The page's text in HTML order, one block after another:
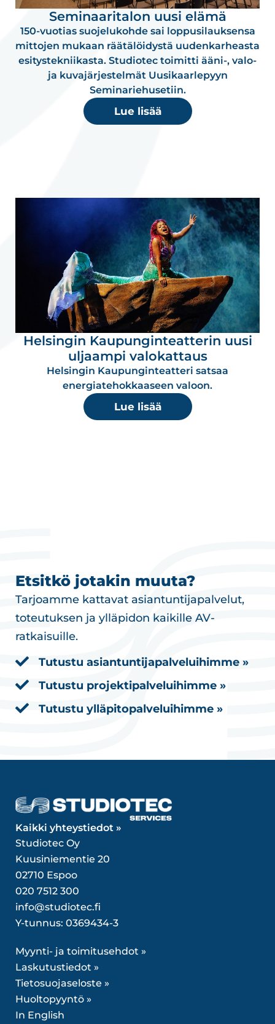
Seminaaritalon uusi elämä
150-vuotias suojelukohde sai loppusilauksensa
mittojen mukaan räätälöidystä uudenkarheasta
esitystekniikasta. Studiotec toimitti ääni-, valo-
ja kuvajärjestelmät Uusikaarlepyyn
Seminariehusetiin.
Lue lisää
Helsingin Kaupunginteatterin uusi
uljaampi valokattaus
Helsingin Kaupunginteatteri satsaa
energiatehokkaaseen valoon.
Lue lisää
Etsitkö jotakin muuta?
Tarjoamme kattavat asiantuntijapalvelut,
toteutuksen ja ylläpidon kaikille AV-
ratkaisuille.
Tutustu asiantuntijapalveluihimme »
Tutustu projektipalveluihimme »
Tutustu ylläpitopalveluihimme »
Kaikki yhteystiedot »
Studiotec Oy
Kuusiniementie 20
02710 Espoo
020 7512 300
info@studiotec.fi
Y-tunnus: 0369434-3
Myynti- ja toimitusehdot »
Laskutustiedot »
Tietosuojaseloste »
Huoltopyyntö »
In English